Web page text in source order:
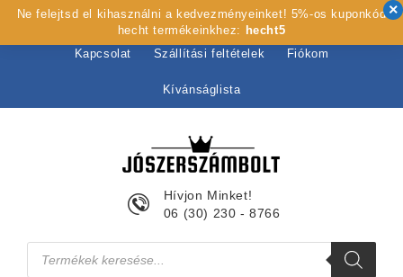
Kezdőlap Rólunk Webshop Szolgáltatások
Kapcsolat Szállítási feltételek Fiókom
Kívánságlista
Hívjon Minket!
06 (30) 230 - 8766
Products
search
Ne felejtsd el kihasználni a kedvezményeinket! 5%-os kuponkód
hecht termékeinkhez: hecht5